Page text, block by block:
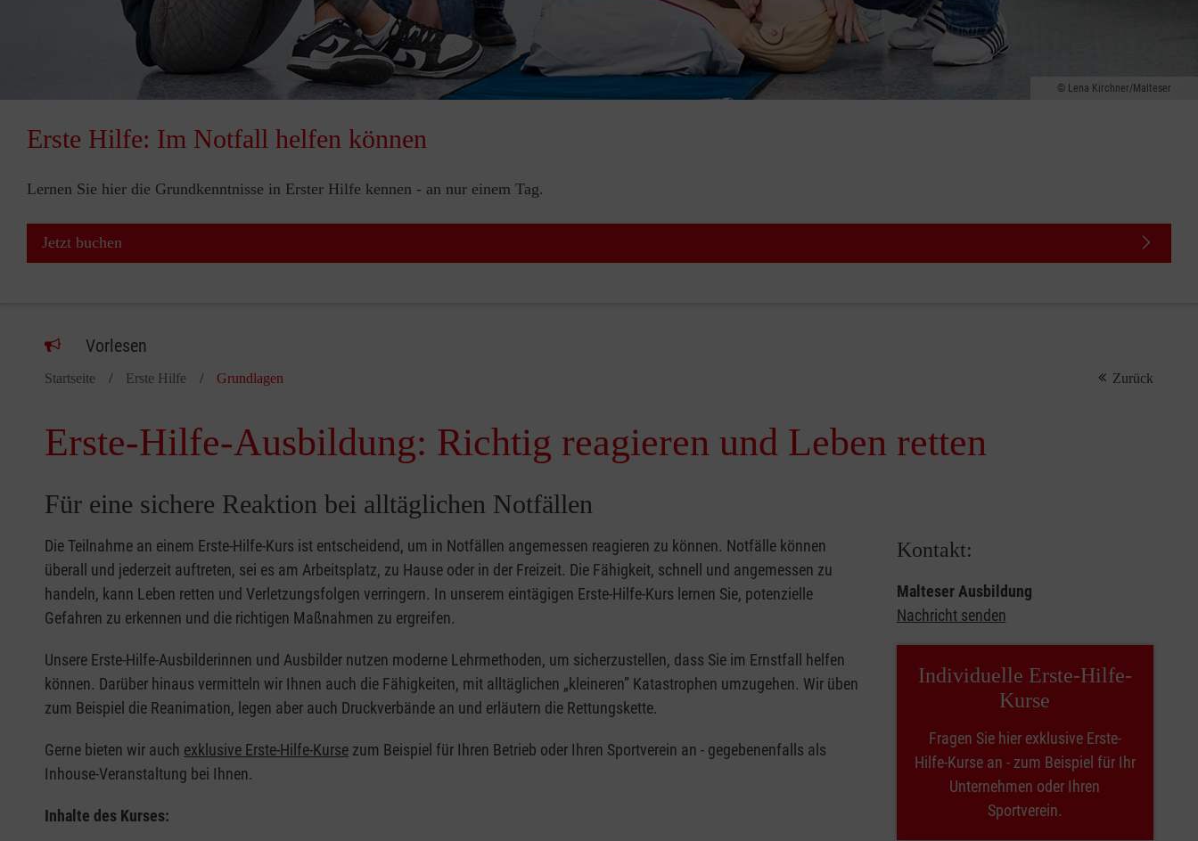
Lena Kirchner/Malteser
Erste Hilfe: Im Notfall helfen können
Lernen Sie hier die Grundkenntnisse in Erster Hilfe kennen - an nur einem Tag.
Jetzt buchen
Vorlesen
Startseite Erste Hilfe Grundlagen Zurück
Erste-Hilfe-Ausbildung: Richtig reagieren und Leben retten
Für eine sichere Reaktion bei alltäglichen Notfällen
Die Teilnahme an einem Erste-Hilfe-Kurs ist entscheidend, um in Notfällen angemessen reagieren zu können. Notfälle können
überall und jederzeit auftreten, sei es am Arbeitsplatz, zu Hause oder in der Freizeit. Die Fähigkeit, schnell und angemessen zu
handeln, kann Leben retten und Verletzungsfolgen verringern. In unserem eintägigen Erste-Hilfe-Kurs lernen Sie, potenzielle
Gefahren zu erkennen und die richtigen Maßnahmen zu ergreifen.
Unsere Erste-Hilfe-Ausbilderinnen und Ausbilder nutzen moderne Lehrmethoden, um sicherzustellen, dass Sie im Ernstfall helfen
können. Darüber hinaus vermitteln wir Ihnen auch die Fähigkeiten, mit alltäglichen „kleineren” Katastrophen umzugehen. Wir üben
zum Beispiel die Reanimation, legen aber auch Druckverbände an und erläutern die Rettungskette.
Gerne bieten wir auch exklusive Erste-Hilfe-Kurse zum Beispiel für Ihren Betrieb oder Ihren Sportverein an - gegebenenfalls als
Inhouse-Veranstaltung bei Ihnen.
Inhalte des Kurses:
Kontakt:
Malteser Ausbildung
Nachricht senden
Individuelle Erste-Hilfe-
Kurse
Fragen Sie hier exklusive Erste-
Hilfe-Kurse an - zum Beispiel für Ihr
Unternehmen oder Ihren
Sportverein.